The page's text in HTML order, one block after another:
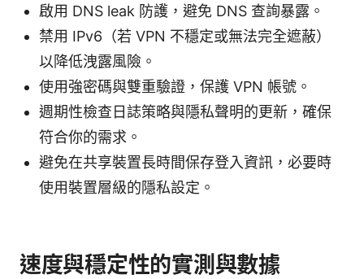
啟用 DNS leak 防護，避免 DNS 查詢暴露。
禁用 IPv6（若 VPN 不穩定或無法完全遮蔽）
以降低洩露風險。
使用強密碼與雙重驗證，保護 VPN 帳號。
週期性檢查日誌策略與隱私聲明的更新，確保
符合你的需求。
避免在共享裝置長時間保存登入資訊，必要時
使用裝置層級的隱私設定。
速度與穩定性的實測與數據